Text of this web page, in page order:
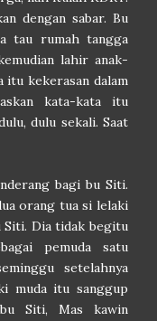
dengan sabar. Bu
tau rumah tangga
lahir anak-
itu kekerasan dalam
kata-kata itu
dulu sekali. Saat
bagi bu Siti.
orang tua si lelaki
Siti. Dia tidak begitu
pemuda satu
setelahnya
muda itu sanggup
bu Siti, Mas kawin